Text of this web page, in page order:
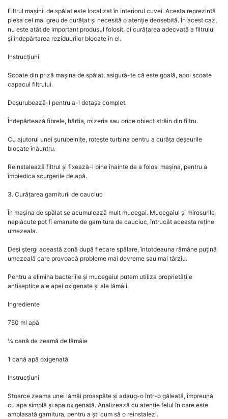
Filtrul mașinii de spălat este localizat în interiorul cuvei. Acesta reprezintă
piesa cel mai greu de curățat și necesită o atenție deosebită. În acest caz,
nu este atât de important produsul folosit, ci curățarea adecvată a filtrului
și îndepărtarea reziduurilor blocate în el.
Instrucțiuni
Scoate din priză mașina de spălat, asigură-te că este goală, apoi scoate
capacul filtrului.
Deșurubează-l pentru a-l detașa complet.
Îndepărtează fibrele, hârtia, mizeria sau orice obiect străin din filtru.
Cu ajutorul unei șurubelnițe, rotește turbina pentru a curăța deșeurile
blocate înăuntru.
Reinstalează filtrul și fixează-l bine înainte de a folosi mașina, pentru a
împiedica scurgerile de apă.
3. Curățarea garniturii de cauciuc
În mașina de spălat se acumulează mult mucegai. Mucegaiul și mirosurile
neplăcute pot fi emanate de garnitura de cauciuc, întrucât aceasta reține
umezeala.
Deși ștergi această zonă după fiecare spălare, întotdeauna rămâne puțină
umezeală care provoacă probleme mai devreme sau mai târziu.
Pentru a elimina bacteriile și mucegaiul putem utiliza proprietățile
antiseptice ale apei oxigenate și ale lămâii.
Ingrediente
750 ml apă
¼ cană de zeamă de lămâie
1 cană apă oxigenată
Instrucțiuni
Stoarce zeama unei lămâi proaspăte și adaug-o într-o găleată, împreună
cu apa simplă și apa oxigenată. Analizează cu atenție felul în care este
amplasată garnitura, pentru a ști cum să o reinstalezi.